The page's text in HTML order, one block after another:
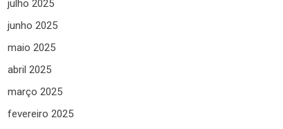
julho 2025
junho 2025
maio 2025
abril 2025
março 2025
fevereiro 2025